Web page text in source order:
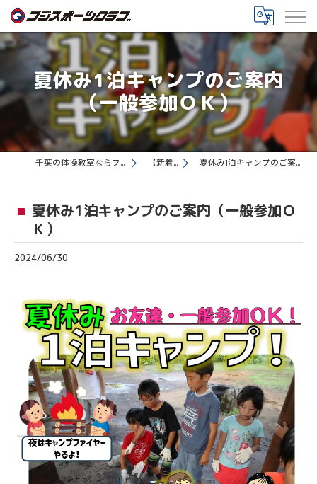
夏休み1泊キャンプのご案内
（一般参加ＯＫ）
千葉の体操教室ならフジスポーツクラブ 【新着情報】 夏休み1泊キャンプのご案内（一般参加ＯＫ）
夏休み1泊キャンプのご案内（一般参加Ｏ
Ｋ）
2024/06/30